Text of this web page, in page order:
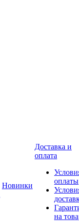
Новинки
Доставка и
оплата
оплаты
на